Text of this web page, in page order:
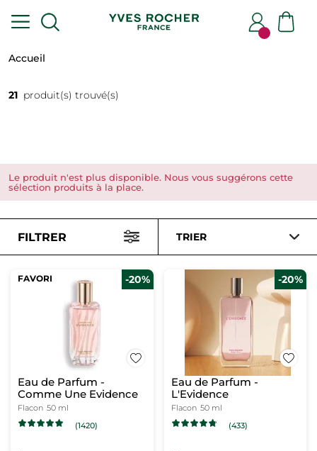
Accueil
21 produit(s) trouvé(s)
Le produit n'est plus disponible. Nous vous suggérons cette
sélection produits à la place.
FILTRER TRIER
FAVORI -20%
Eau de Parfum -
Comme Une Evidence
Flacon 50 ml
(1420)
-20%
Eau de Parfum -
L'Evidence
Flacon 50 ml
(433)